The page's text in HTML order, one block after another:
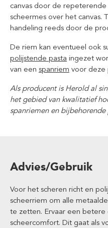
canvas door de
scheermes over het canvas.
handeling reeds door de
De riem kan eventueel ook
polijstende pasta ingezet
van een spanriem voor deze
Als producent is Herold al
het gebied van kwalitatief
spanriemen en bijbehorende
Advies/Gebruik
Voor het scheren richt en
scheerriem om alle
te zetten. Ervaar een
scheercomfort. Dit gaat als